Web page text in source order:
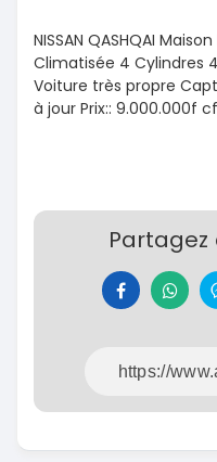
NISSAN QASHQAI
Climatisée 4 Cylindres
Voiture très propre
à jour Prix:: 9.000.000f